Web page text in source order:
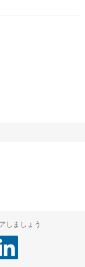
しましょう